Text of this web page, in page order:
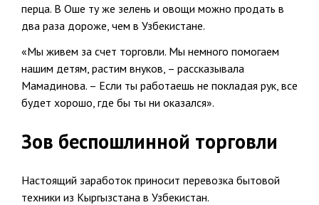
перца. В Оше ту же зелень и овощи можно продать в
два раза дороже, чем в Узбекистане.
«Мы живем за счет торговли. Мы немного помогаем
нашим детям, растим внуков, – рассказывала
Мамадинова. – Если ты работаешь не покладая рук, все
будет хорошо, где бы ты ни оказался».
Зов беспошлинной торговли
Настоящий заработок приносит перевозка бытовой
техники из Кыргызстана в Узбекистан.